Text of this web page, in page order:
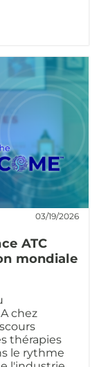
03/19/2026
ATC
mondiale
chez
thérapies
le rythme